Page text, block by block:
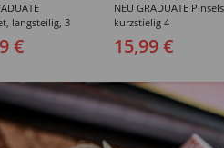
langsteilig, 3
€
NEU GRADUATE
kurzstielig 4
Synthetikpinsel
15,99 €